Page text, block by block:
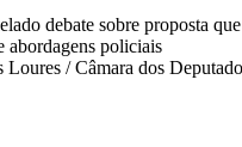
Loures / Câmara dos